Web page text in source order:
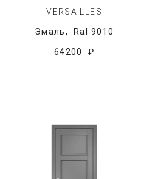
VERSAILLES
Эмаль, Ral 9010
64200 ₽